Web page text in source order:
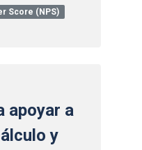
Score (NPS)
apoyar a
y